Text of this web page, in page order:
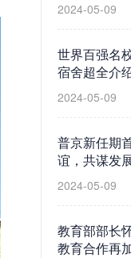
2024-05-09
世界百强名
宿舍超全介
2024-05-09
普京新任期
谊，共谋发
2024-05-09
教育部部长
教育合作再